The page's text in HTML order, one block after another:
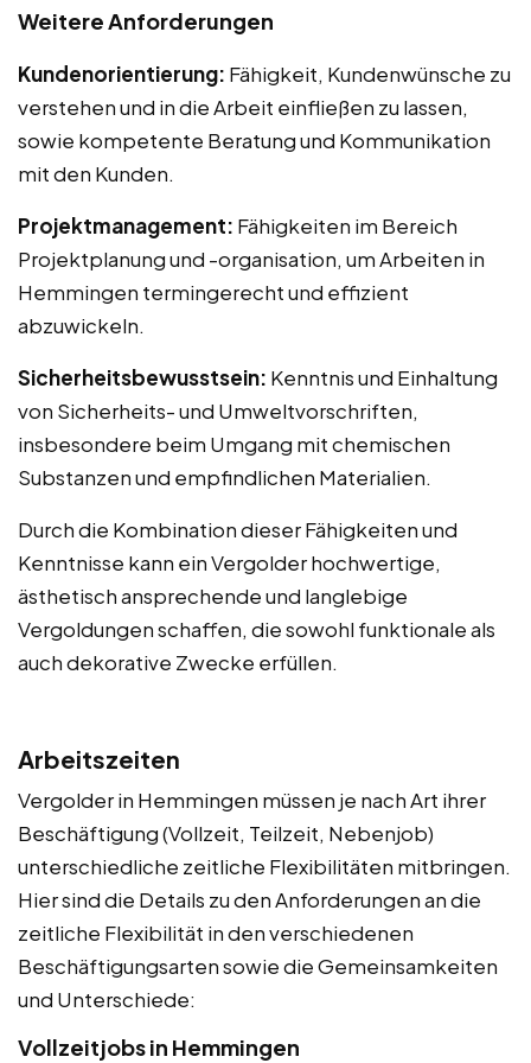
Weitere Anforderungen
Kundenorientierung: Fähigkeit, Kundenwünsche zu
verstehen und in die Arbeit einfließen zu lassen,
sowie kompetente Beratung und Kommunikation
mit den Kunden.
Projektmanagement: Fähigkeiten im Bereich
Projektplanung und -organisation, um Arbeiten in
Hemmingen termingerecht und effizient
abzuwickeln.
Sicherheitsbewusstsein: Kenntnis und Einhaltung
von Sicherheits- und Umweltvorschriften,
insbesondere beim Umgang mit chemischen
Substanzen und empfindlichen Materialien.
Durch die Kombination dieser Fähigkeiten und
Kenntnisse kann ein Vergolder hochwertige,
ästhetisch ansprechende und langlebige
Vergoldungen schaffen, die sowohl funktionale als
auch dekorative Zwecke erfüllen.
Arbeitszeiten
Vergolder in Hemmingen müssen je nach Art ihrer
Beschäftigung (Vollzeit, Teilzeit, Nebenjob)
unterschiedliche zeitliche Flexibilitäten mitbringen.
Hier sind die Details zu den Anforderungen an die
zeitliche Flexibilität in den verschiedenen
Beschäftigungsarten sowie die Gemeinsamkeiten
und Unterschiede:
Vollzeitjobs in Hemmingen